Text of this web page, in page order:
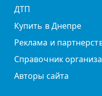
ДТП
Купить в Днепре
Реклама и
Справочник
Авторы сайта